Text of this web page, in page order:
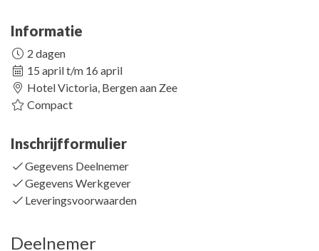
Informatie
2 dagen
15 april t/m 16 april
Hotel Victoria, Bergen aan Zee
Compact
Inschrijfformulier
Gegevens Deelnemer
Gegevens Werkgever
Leveringsvoorwaarden
Deelnemer